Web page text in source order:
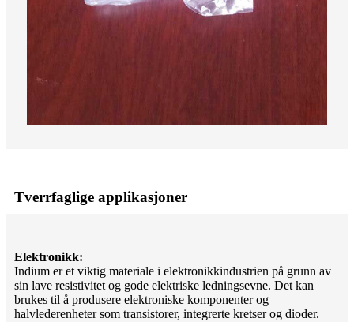
Tverrfaglige applikasjoner
Elektronikk:
Indium er et viktig materiale i elektronikkindustrien på grunn av
sin lave resistivitet og gode elektriske ledningsevne. Det kan
brukes til å produsere elektroniske komponenter og
halvlederenheter som transistorer, integrerte kretser og dioder.